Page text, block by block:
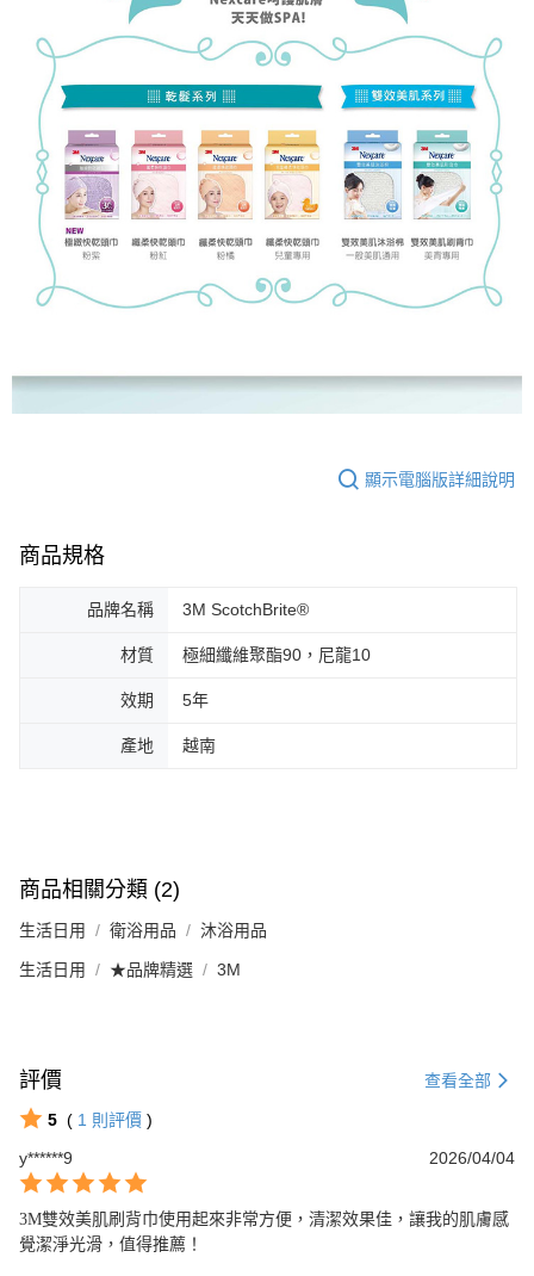
顯示電腦版詳細說明
商品規格
品牌名稱 3M ScotchBrite®
材質 極細纖維聚酯90，尼龍10
效期 5年
產地 越南
商品相關分類 (2)
生活日用 衛浴用品 沐浴用品
生活日用 ★品牌精選 3M
評價 查看全部
5 ( 1 則評價 )
y******9
2026/04/04
3M雙效美肌刷背巾使用起來非常方便，清潔效果佳，讓我的肌膚感
覺潔淨光滑，值得推薦！